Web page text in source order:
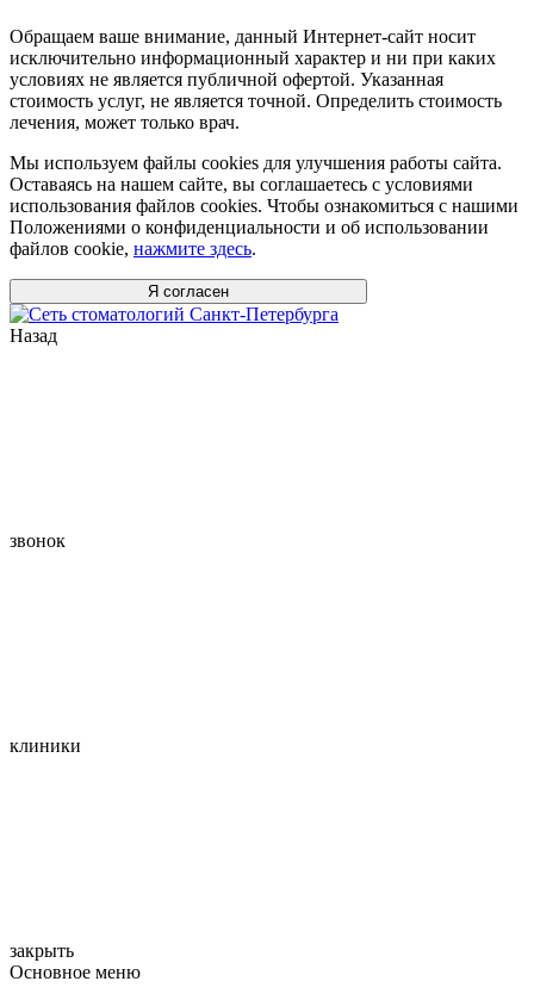
Обращаем ваше внимание, данный Интернет-сайт носит
исключительно информационный характер и ни при каких
условиях не является публичной офертой. Указанная
стоимость услуг, не является точной. Определить стоимость
лечения, может только врач.
Мы используем файлы cookies для улучшения работы сайта.
Оставаясь на нашем сайте, вы соглашаетесь с условиями
использования файлов cookies. Чтобы ознакомиться с нашими
Положениями о конфиденциальности и об использовании
файлов cookie, нажмите здесь.
Я согласен
Назад
звонок
клиники
закрыть
Основное меню